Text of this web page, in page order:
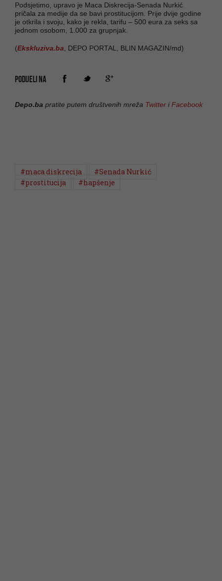
Podsjetimo, upravo je Maca Diskrecija-Senada Nurkić
pričala za medije da se bavi prostitucijom. Prije dvije godine
je otkrila i svoju, kako je rekla, tarifu – 500 eura za seks sa
jednom osobom, 1.000 za grupnjak.
(Ekskluziva.ba , DEPO PORTAL, BLIN MAGAZIN/md)
PODIJELI NA
Depo.ba pratite putem društvenih mreža Twitter iFacebook
#maca diskrecija
#Senada Nurkić
#prostitucija
#hapšenje